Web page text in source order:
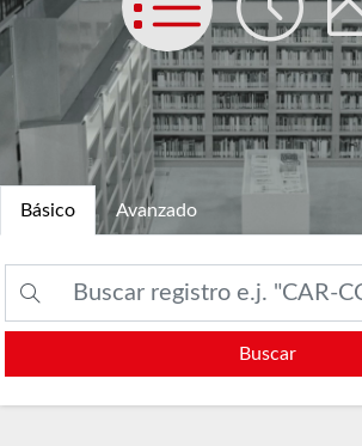
Básico Avanzado
Buscar